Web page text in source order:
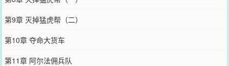
第9章 灭掉猛虎帮（二）
第10章 夺命大货车
第11章 阿尔法佣兵队